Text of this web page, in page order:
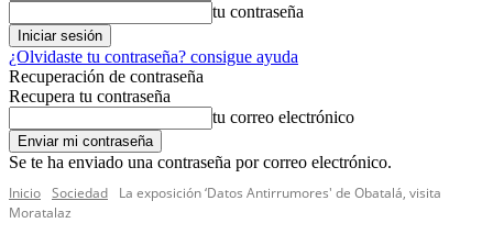
tu contraseña
¿Olvidaste tu contraseña? consigue ayuda
Recuperación de contraseña
Recupera tu contraseña
tu correo electrónico
Se te ha enviado una contraseña por correo electrónico.
Inicio Sociedad
La exposición ‘Datos Antirrumores' de Obatalá, visita
Moratalaz